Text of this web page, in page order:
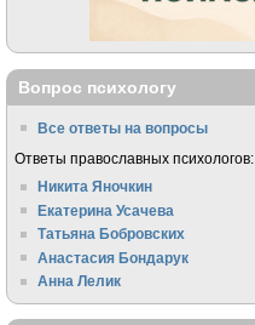
Вопрос психологу
Все ответы на вопросы
Ответы православных психологов:
Никита Яночкин
Екатерина Усачева
Татьяна Бобровских
Анастасия Бондарук
Анна Лелик